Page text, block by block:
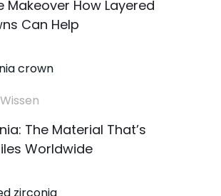
Makeover How Layered
Can Help
The Material That’s
Worldwide